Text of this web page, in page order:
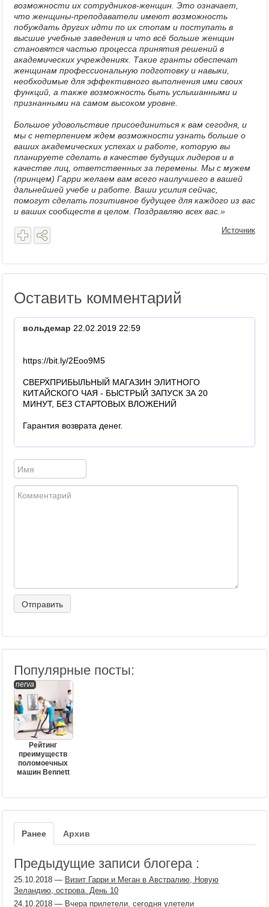
возможности их сотрудников-женщин. Это означает,
что женщины-преподаватели имеют возможность
побуждать других идти по их стопам и поступать в
высшие учебные заведения и что всё больше женщин
становятся частью процесса принятия решений в
академических учреждениях. Такие гранты обеспечат
женщинам профессиональную подготовку и навыки,
необходимые для эффективного выполнения ими своих
функций, а также возможность быть услышанными и
признанными на самом высоком уровне.
Большое удовольствие присоединиться к вам сегодня, и
мы с нетерпением ждем возможности узнать больше о
ваших академических успехах и работе, которую вы
планируете сделать в качестве будущих лидеров и в
качестве лиц, ответственных за перемены. Мы с мужем
(принцем) Гарри желаем вам всего наилучшего в вашей
дальнейшей учебе и работе. Ваши усилия сейчас,
помогут сделать позитивное будущее для каждого из вас
и ваших сообществ в целом. Поздравляю всех вас.»
Источник
Оставить комментарий
вольдемар 22.02.2019 22:59
https://bit.ly/2Eoo9M5
СВЕРХПРИБЫЛЬНЫЙ МАГАЗИН ЭЛИТНОГО
КИТАЙСКОГО ЧАЯ - БЫСТРЫЙ ЗАПУСК ЗА 20
МИНУТ, БЕЗ СТАРТОВЫХ ВЛОЖЕНИЙ
Гарантия возврата денег.
Популярные посты:
nerva
Рейтинг
преимуществ
поломоечных
машин Bennett
Ранее Архив
Предыдущие записи блогера :
25.10.2018 — Визит Гарри и Меган в Австралию, Новую
Зеландию, острова. День 10
24.10.2018 — Вчера прилетели, сегодня улетели